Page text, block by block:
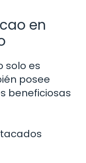
en
solo es
posee
beneficiosas